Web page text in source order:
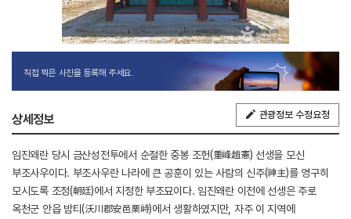
직접 찍은 사진을 등록해 주세요.
상세정보 관광정보 수정요청
임진왜란 당시 금산성전투에서 순절한 중봉 조헌(重峰趙憲) 선생을 모신
부조사우이다. 부조사우란 나라에 큰 공훈이 있는 사람의 신주(神主)를 영구히
모시도록 조정(朝廷)에서 지정한 부조묘이다. 임진왜란 이전에 선생은 주로
옥천군 안읍 밤티(沃川郡安邑栗峙)에서 생활하였지만, 자주 이 지역에